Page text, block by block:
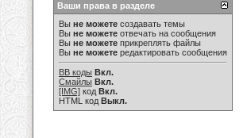
Ваши права в разделе
Вы не можете создавать темы
Вы не можете отвечать на сообщения
Вы не можете прикреплять файлы
Вы не можете редактировать сообщения
BB коды Вкл.
Смайлы Вкл.
[IMG] код Вкл.
HTML код Выкл.